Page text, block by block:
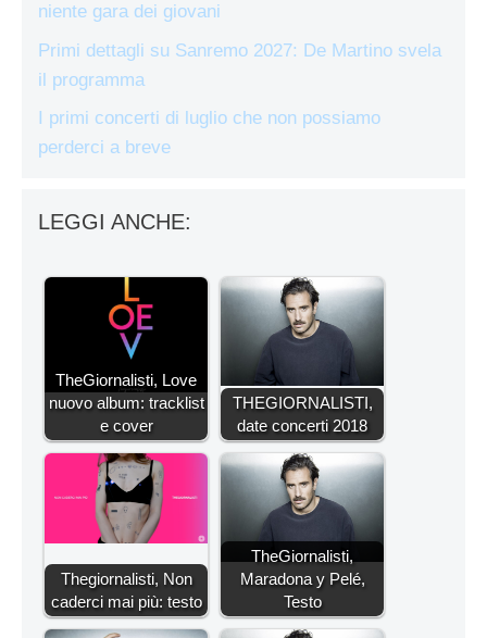
niente gara dei giovani
Primi dettagli su Sanremo 2027: De Martino svela
il programma
I primi concerti di luglio che non possiamo
perderci a breve
LEGGI ANCHE:
TheGiornalisti, Love
nuovo album: tracklist
e cover
THEGIORNALISTI,
date concerti 2018
Thegiornalisti, Non
caderci mai più: testo
TheGiornalisti,
Maradona y Pelé,
Testo